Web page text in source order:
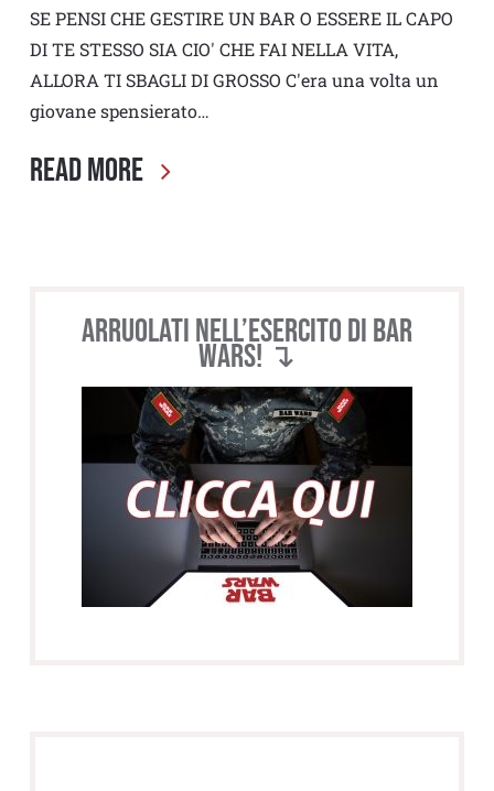
SE PENSI CHE GESTIRE UN BAR O ESSERE IL CAPO
DI TE STESSO SIA CIO' CHE FAI NELLA VITA,
ALLORA TI SBAGLI DI GROSSO C'era una volta un
giovane spensierato…
Read More
Arruolati nell’esercito di BAR
WARS! ↴